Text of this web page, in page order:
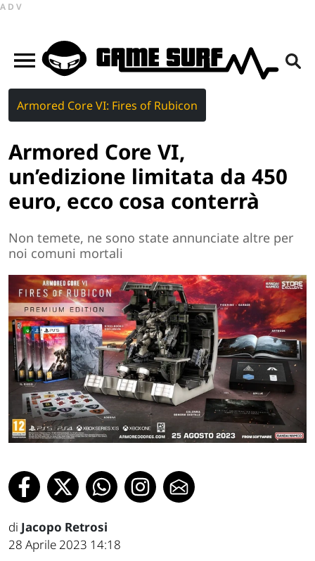
ADV
Armored Core VI: Fires of Rubicon
Armored Core VI,
un’edizione limitata da 450
euro, ecco cosa conterrà
Non temete, ne sono state annunciate altre per
noi comuni mortali
di Jacopo Retrosi
28 Aprile 2023 14:18